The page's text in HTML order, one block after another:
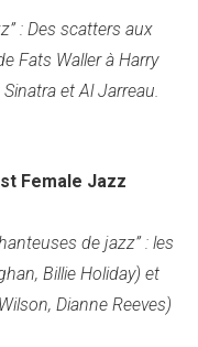
: Des scatters aux
Fats Waller à Harry
et Al Jarreau.
Female Jazz
de jazz” : les
Billie Holiday) et
Dianne Reeves)